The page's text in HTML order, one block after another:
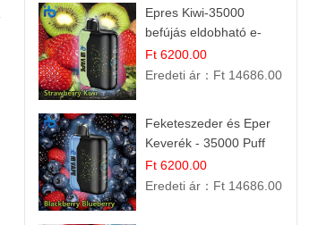
Epres Kiwi-35000
befújás eldobható e-
cigaretta
Ft 6200.00
Eredeti ár： Ft 14686.00
Feketeszeder és Eper
Keverék - 35000 Puff
Eldobható Vape | Ízletes
Gyümölcsökombináció!
Ft 6200.00
Eredeti ár： Ft 14686.00